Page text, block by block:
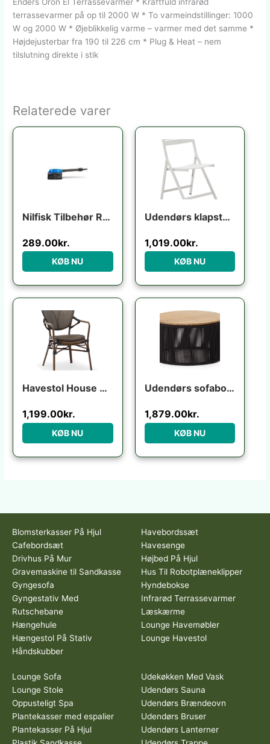
Enders Oron El Terrassevarmer * Kraftfuld infrarød
terrassevarmer på op til 2000 W * To varmeindstillinger: 1000
W og 2000 W * Øjeblikkelig varme – varmer med det samme *
Højdejusterbar fra 190 til 226 cm * Plug & Heat – nem
tilslutning direkte i stik
Relaterede varer
Nilfisk Tilbehør Rotary brush
289.00kr.
KØB NU
Udendørs klapstol Kave Home Torreta foldbar aluminium ecru UV-bestandig moderne industriel
1,019.00kr.
KØB NU
Havestol House of Sander Colmar udendørs spisebordsstol i aluminium lysebrun med sorte detaljer H84ÃB56ÃL64 cm
1,199.00kr.
KØB NU
Udendørs sofabord Kave Home Dandara rund Ø70 x H40 cm akacietræ og stål sort/beige
1,879.00kr.
KØB NU
Blomsterkasser På Hjul
Cafebordsæt
Drivhus På Mur
Gravemaskine til Sandkasse
Gyngesofa
Gyngestativ Med
Rutschebane
Hængehule
Hængestol På Stativ
Håndskubber
Havebordssæt
Havesenge
Højbed På Hjul
Hus Til Robotplæneklipper
Hyndebokse
Infrarød Terrassevarmer
Læskærme
Lounge Havemøbler
Lounge Havestol
Lounge Sofa
Lounge Stole
Oppusteligt Spa
Plantekasser med espalier
Plantekasser På Hjul
Udekøkken Med Vask
Udendørs Sauna
Udendørs Brændeovn
Udendørs Bruser
Udendørs Lanterner